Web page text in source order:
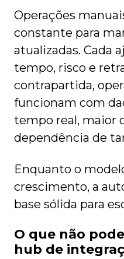
Operações
constante para
atualizadas. Cada
tempo, risco e
contrapartida,
funcionam com
tempo real, maior
dependência de
Enquanto o
crescimento, a
base sólida para
O que não
hub de